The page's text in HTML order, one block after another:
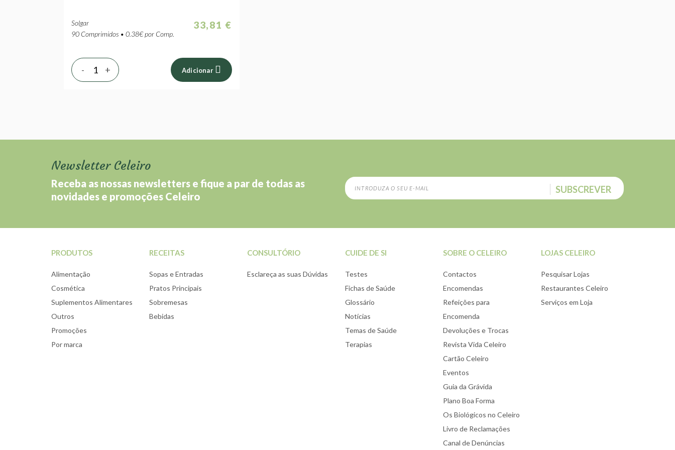
Solgar
90 Comprimidos • 0.38€ por Comp.
33,81 €
+
- Adicionar
Newsletter Celeiro
Receba as nossas newsletters e fique a par de todas as
novidades e promoções Celeiro
SUBSCREVER
PRODUTOS
Alimentação
Cosmética
Suplementos Alimentares
Outros
Promoções
Por marca
RECEITAS
Sopas e Entradas
Pratos Principais
Sobremesas
Bebidas
CONSULTÓRIO
Esclareça as suas Dúvidas
CUIDE DE SI
Testes
Fichas de Saúde
Glossário
Notícias
Temas de Saúde
Terapias
SOBRE O CELEIRO
Contactos
Encomendas
Refeições para
Encomenda
Devoluções e Trocas
Revista Vida Celeiro
Cartão Celeiro
Eventos
Guia da Grávida
Plano Boa Forma
Os Biológicos no Celeiro
Livro de Reclamações
Canal de Denúncias
LOJAS CELEIRO
Pesquisar Lojas
Restaurantes Celeiro
Serviços em Loja